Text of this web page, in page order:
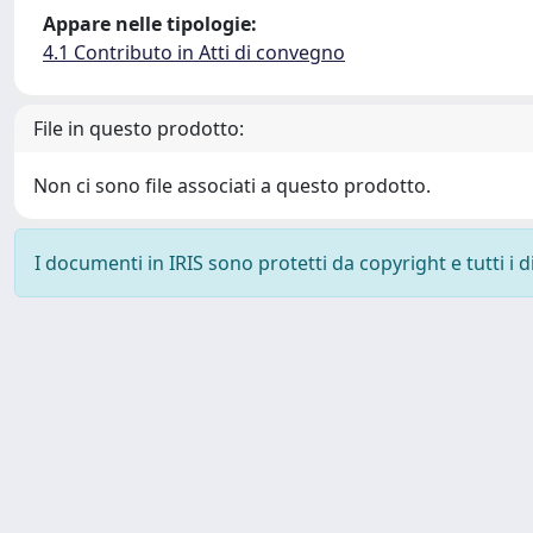
Appare nelle tipologie:
4.1 Contributo in Atti di convegno
File in questo prodotto:
Non ci sono file associati a questo prodotto.
I documenti in IRIS sono protetti da copyright e tutti i